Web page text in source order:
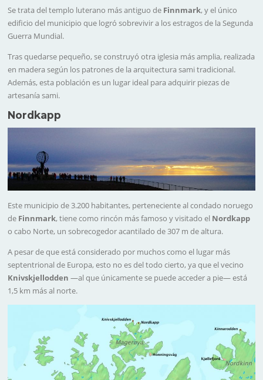
Se trata del templo luterano más antiguo de Finnmark, y el único
edificio del municipio que logró sobrevivir a los estragos de la Segunda
Guerra Mundial.
Tras quedarse pequeño, se construyó otra iglesia más amplia, realizada
en madera según los patrones de la arquitectura sami tradicional.
Además, esta población es un lugar ideal para adquirir piezas de
artesanía sami.
Nordkapp
Este municipio de 3.200 habitantes, perteneciente al condado noruego
de Finnmark, tiene como rincón más famoso y visitado el Nordkapp
o cabo Norte, un sobrecogedor acantilado de 307 m de altura.
A pesar de que está considerado por muchos como el lugar más
septentrional de Europa, esto no es del todo cierto, ya que el vecino
Knivskjellodden —al que únicamente se puede acceder a pie— está
1,5 km más al norte.